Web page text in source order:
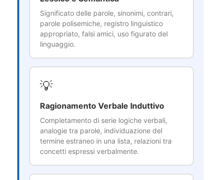
Significato delle parole, sinonimi, contrari,
parole polisemiche, registro linguistico
appropriato, falsi amici, uso figurato del
linguaggio.
💡
Ragionamento Verbale Induttivo
Completamento di serie logiche verbali,
analogie tra parole, individuazione del
termine estraneo in una lista, relazioni tra
concetti espressi verbalmente.